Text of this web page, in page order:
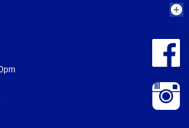
Magnatec 10W40 X 1...